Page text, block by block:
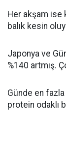
Her akşam ise
balık kesin
Japonya ve
%140 artmış.
Günde en
protein odaklı